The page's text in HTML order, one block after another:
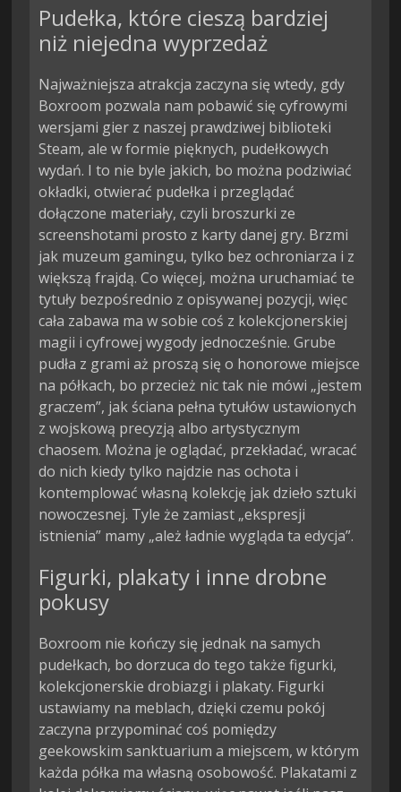
Pudełka, które cieszą bardziej
niż niejedna wyprzedaż
Najważniejsza atrakcja zaczyna się wtedy, gdy
Boxroom pozwala nam pobawić się cyfrowymi
wersjami gier z naszej prawdziwej biblioteki
Steam, ale w formie pięknych, pudełkowych
wydań. I to nie byle jakich, bo można podziwiać
okładki, otwierać pudełka i przeglądać
dołączone materiały, czyli broszurki ze
screenshotami prosto z karty danej gry. Brzmi
jak muzeum gamingu, tylko bez ochroniarza i z
większą frajdą. Co więcej, można uruchamiać te
tytuły bezpośrednio z opisywanej pozycji, więc
cała zabawa ma w sobie coś z kolekcjonerskiej
magii i cyfrowej wygody jednocześnie. Grube
pudła z grami aż proszą się o honorowe miejsce
na półkach, bo przecież nic tak nie mówi „jestem
graczem”, jak ściana pełna tytułów ustawionych
z wojskową precyzją albo artystycznym
chaosem. Można je oglądać, przekładać, wracać
do nich kiedy tylko najdzie nas ochota i
kontemplować własną kolekcję jak dzieło sztuki
nowoczesnej. Tyle że zamiast „ekspresji
istnienia” mamy „ależ ładnie wygląda ta edycja”.
Figurki, plakaty i inne drobne
pokusy
Boxroom nie kończy się jednak na samych
pudełkach, bo dorzuca do tego także figurki,
kolekcjonerskie drobiazgi i plakaty. Figurki
ustawiamy na meblach, dzięki czemu pokój
zaczyna przypominać coś pomiędzy
geekowskim sanktuarium a miejscem, w którym
każda półka ma własną osobowość. Plakatami z